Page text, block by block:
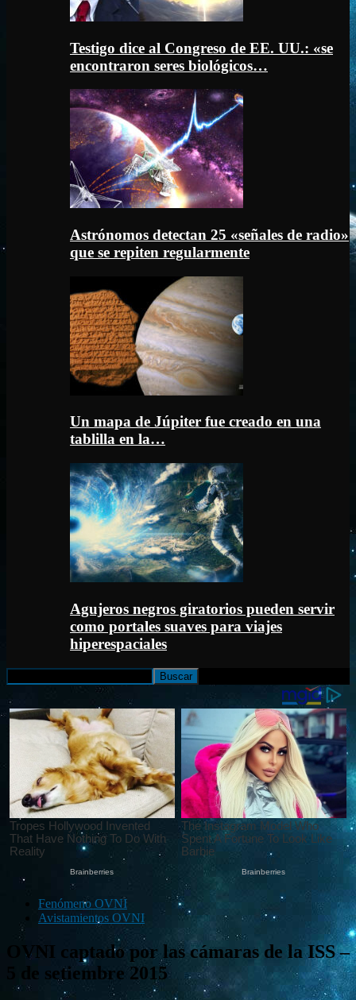
Testigo dice al Congreso de EE. UU.: «se
encontraron seres biológicos…
Astrónomos detectan 25 «señales de radio»
que se repiten regularmente
Un mapa de Júpiter fue creado en una
tablilla en la…
Agujeros negros giratorios pueden servir
como portales suaves para viajes
hiperespaciales
Fenómeno OVNI
Avistamientos OVNI
OVNI captado por las cámaras de la ISS –
5 de setiembre 2015